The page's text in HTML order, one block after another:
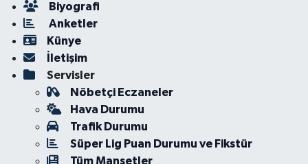
Biyografi
Anketler
Künye
İletişim
Servisler
Nöbetçi Eczaneler
Hava Durumu
Trafik Durumu
Süper Lig Puan Durumu ve Fikstür
Tüm Manşetler